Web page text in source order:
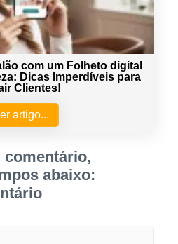
com um Folheto digital
Dicas Imperdíveis para
Clientes!
artigo...
comentário,
abaixo: